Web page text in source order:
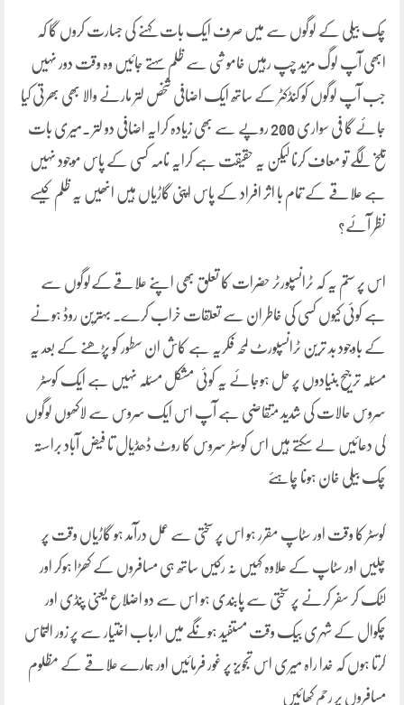
چک بیلی کے لوگوں سے میں صرف ایک بات کہنے کی جسارت کروں گا کہ
ابھی آپ لوگ مزید چپ رہیں خاموشی سے ظلم سہتے جائیں وہ وقت دور نہیں
جب آپ لوگوں کو کنڈکٹر کے ساتھ ایک اضافی شخص لتر مارنے والا بھی بھرتی کیا
جائے گا فی سواری 200 روپے سے بھی زیادہ کرایہ اضافی دو لتر ۔میری بات
تلخ لگے تو معاف کرنا لیکن یہ حقیقت ہے کرایہ نامہ کسی کے پاس موجود نہیں
ہے علاقے کے تمام با اثر افراد کے پاس اپنی گاڑیاں ہیں انھیں یہ ظلم کیسے
نظر آئے؟
اس پر ستم یہ کہ ٹرانسپورٹر حضرات کا تعلق بھی اپنے علاقےکےلوگوں سے
ہے کوئی کیوں کسی کی خاطر ان سے تعلقات خراب کرے۔ بہترین روڈ ہونے
کے باوجود بد ترین ٹرانسپورٹ لمحہ فکریہ ہے کاش ان سطور کو پڑھنے کے بعد یہ
مسئلہ ترجیح بنیادوں پر حل ہوجائے یہ کوئی مشکل مسئلہ نہیں ہے ایک کوسٹر
سروس حالات کی شدید متقاضی ہے آپ اس ایک سروس سے لاکھوں لوگوں
کی دعائیں لے سکتے ہیں اس کوسٹر سروس کا روٹ ڈھڈیال تا فیض آباد براستہ
چک بیلی خان ہونا چاہئے
کوسٹر کا وقت اور سٹاپ مقرر ہو اس پر سختی سے عمل درآمد ہو گاڑیاں وقت پر
چلیں اور سٹاپ کے علاوہ کہیں نہ رکیں ساتھ ہی مسافروں کے کھڑا ہوکر اور
لٹک کر سفر کرنے پر سختی سے پابندی ہو اس سے دو اضلاع یعنی پنڈی اور
چکوال کے شہری بیک وقت مستفید ہونگے میں ارباب اختیار سے پر زور التماس
کرتا ہوں کہ خدا راہ میری اس تجویز پر غور فرمائیں اور ہمارے علاقے کے مظلوم
مسافروں پر رحم کھائیں